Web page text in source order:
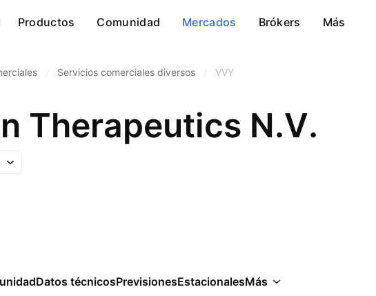
Productos Comunidad Mercados Brókers Más
Servicios comerciales diversos VVY
Therapeutics N.V.
Datos técnicosPrevisionesEstacionalesMás